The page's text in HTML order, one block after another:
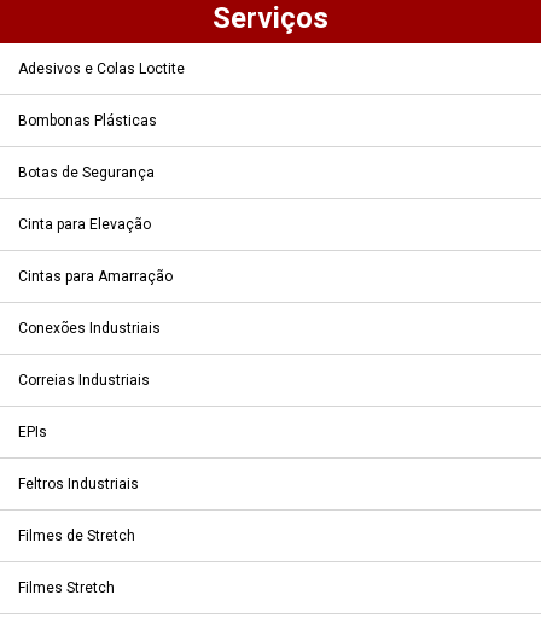
Serviços
Adesivos e Colas Loctite
Bombonas Plásticas
Botas de Segurança
Cinta para Elevação
Cintas para Amarração
Conexões Industriais
Correias Industriais
EPIs
Feltros Industriais
Filmes de Stretch
Filmes Stretch